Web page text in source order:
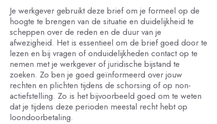
Je werkgever gebruikt deze brief om je formeel op de
hoogte te brengen van de situatie en duidelijkheid te
scheppen over de reden en de duur van je
afwezigheid. Het is essentieel om de brief goed door te
lezen en bij vragen of onduidelijkheden contact op te
nemen met je werkgever of juridische bijstand te
zoeken. Zo ben je goed geïnformeerd over jouw
rechten en plichten tijdens de schorsing of op non-
actiefstelling. Zo is het bijvoorbeeld goed om te weten
dat je tijdens deze perioden meestal recht hebt op
loondoorbetaling.